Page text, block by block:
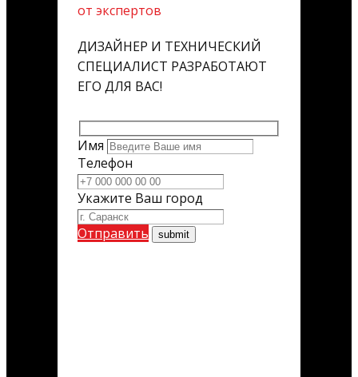
от экспертов
ДИЗАЙНЕР И ТЕХНИЧЕСКИЙ
СПЕЦИАЛИСТ РАЗРАБОТАЮТ
ЕГО ДЛЯ ВАС!
Имя
Телефон
Укажите Ваш город
Отправить